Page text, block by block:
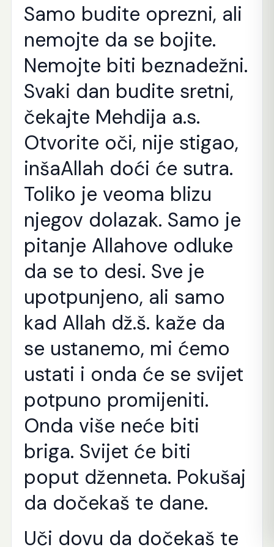
Samo budite oprezni, ali
nemojte da se bojite.
Nemojte biti beznadežni.
Svaki dan budite sretni,
čekajte Mehdija a.s.
Otvorite oči, nije stigao,
inšaAllah doći će sutra.
Toliko je veoma blizu
njegov dolazak. Samo je
pitanje Allahove odluke
da se to desi. Sve je
upotpunjeno, ali samo
kad Allah dž.š. kaže da
se ustanemo, mi ćemo
ustati i onda će se svijet
potpuno promijeniti.
Onda više neće biti
briga. Svijet će biti
poput dženneta. Pokušaj
da dočekaš te dane.
Uči dovu da dočekaš te